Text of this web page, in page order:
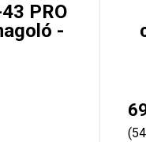
PRO
-